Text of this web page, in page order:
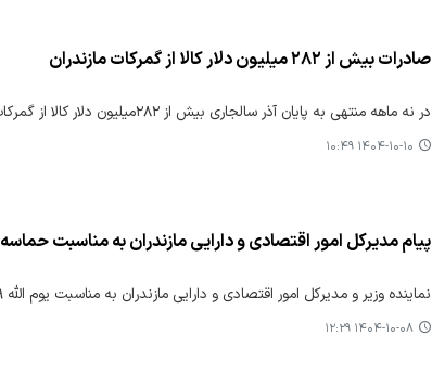
صادرات بیش از ۲۸۲ میلیون دلار کالا از گمرکات مازندران
در نه ماهه منتهی به پایان آذر سالجاری بیش از ۲۸۲میلیون دلار کالا از گمرکات استان مازندران صادر شد.
۱۴۰۴-۱۰-۱۰ ۱۰:۴۹
پیام مدیرکل امور اقتصادی و دارایی مازندران به مناسبت حماسه ۹ دی
نماینده وزیر و مدیرکل امور اقتصادی و دارایی مازندران به‌ مناسبت یوم الله ۹ دی ،روز بصیرت و تجدید میثاق امت با ولایت پیام صادر کرد.
۱۴۰۴-۱۰-۰۸ ۱۲:۲۹